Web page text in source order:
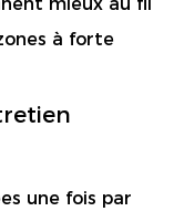
à forte
une fois par